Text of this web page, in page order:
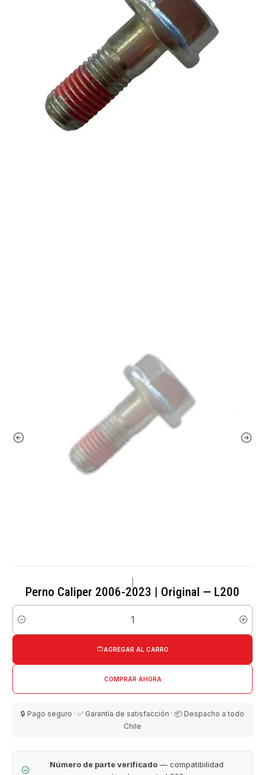
Perno Caliper 2006-2023 | Original — L200
Cantidad
AGREGAR AL CARRO
COMPRAR AHORA
🔒 Pago seguro · ✅ Garantía de satisfacción · 📦 Despacho a todo
Chile
Número de parte verificado — compatibilidad